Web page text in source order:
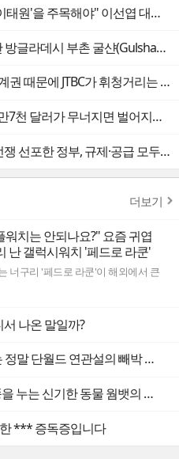
엽 대표가 말하는 AI 시대 투자 성과를 가르는 지점들
굴샨(Gulshan)의 극단적인 모습에 충격을 받다
때문에 JTBC가 휘청거리는 이유
달러가 무너지면 벌어지는 일
한 정부, 규제·공급 모두 실효성 의문
더보기
워치는 안되나요?" 요즘 귀엽
난 갤럭시워치 '페드로 라쿤'
너구리 '페드로 라쿤'이 해외에서 큰
나온 말일까?
[이슈점검] 뉴진스 OMG 뮤비는 정말 단월드 연관설의 빼박 증거일까
[훗] "이게 똥이라고?" 사각형 똥을 누는 신기한 동물 웜뱃의 비밀
*** 증독증입니다